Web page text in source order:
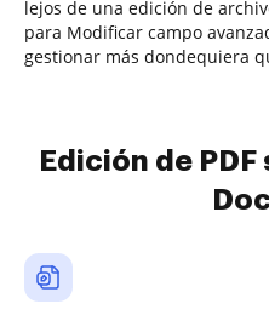
lejos de una edición de
para Modificar campo
gestionar más dondequiera
Edición de